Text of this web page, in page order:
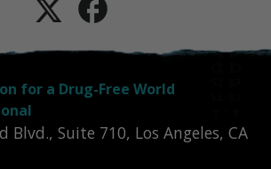
for a Drug-Free World
Blvd., Suite 710, Los Angeles, CA